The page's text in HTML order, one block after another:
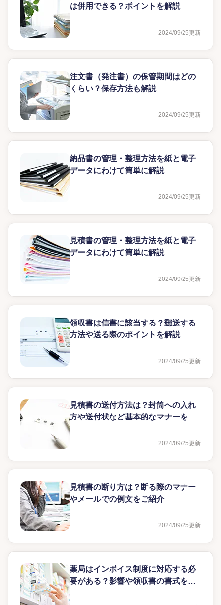
は併用できる？ポイントを解説
2024/09/25更新
注文書（発注書）の保管期間はどの
くらい？保存方法も解説
2024/09/25更新
納品書の管理・整理方法を紙と電子
データにわけて簡単に解説
2024/09/25更新
見積書の管理・整理方法を紙と電子
データにわけて簡単に解説
2024/09/25更新
領収書は信書に該当する？郵送する
方法や送る際のポイントを解説
2024/09/25更新
見積書の送付方法は？封筒への入れ
方や送付状など基本的なマナーを解
2024/09/25更新
見積書の断り方は？断る際のマナー
やメールでの例文をご紹介
2024/09/25更新
薬局はインボイス制度に対応する必
要がある？影響や領収書の書式を解